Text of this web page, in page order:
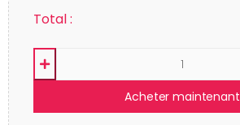
Total :
Acheter maintenant